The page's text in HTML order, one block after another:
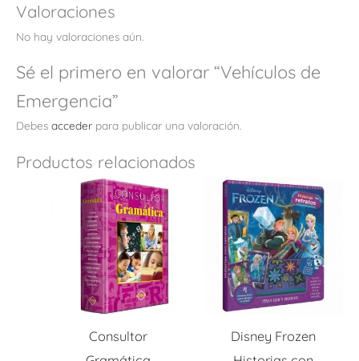
Valoraciones
No hay valoraciones aún.
Sé el primero en valorar “Vehículos de
Emergencia”
Debes acceder para publicar una valoración.
Productos relacionados
Consultor
Disney Frozen